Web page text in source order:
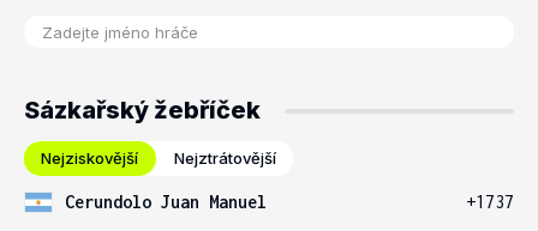
Sázkařský žebříček
Nejziskovější Nejztrátovější
Cerundolo Juan Manuel
+1737